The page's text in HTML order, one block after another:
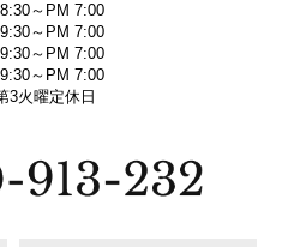
～PM 7:00
～PM 7:00
～PM 7:00
～PM 7:00
3火曜定休日